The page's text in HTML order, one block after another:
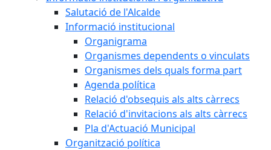
Salutació de l'Alcalde
Informació institucional
Organigrama
Organismes dependents o vinculats
Organismes dels quals forma part
Agenda política
Relació d'obsequis als alts càrrecs
Relació d'invitacions als alts càrrecs
Pla d'Actuació Municipal
Organització política